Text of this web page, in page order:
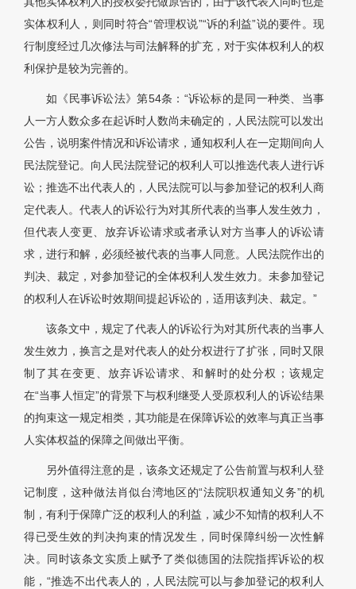
实体权利人，则同时符合“管理权说”“诉的利益”说的要件。现
行制度经过几次修法与司法解释的扩充，对于实体权利人的权
利保护是较为完善的。
如《民事诉讼法》第54条：“诉讼标的是同一种类、当事
人一方人数众多在起诉时人数尚未确定的，人民法院可以发出
公告，说明案件情况和诉讼请求，通知权利人在一定期间向人
民法院登记。向人民法院登记的权利人可以推选代表人进行诉
讼；推选不出代表人的，人民法院可以与参加登记的权利人商
定代表人。代表人的诉讼行为对其所代表的当事人发生效力，
但代表人变更、放弃诉讼请求或者承认对方当事人的诉讼请
求，进行和解，必须经被代表的当事人同意。人民法院作出的
判决、裁定，对参加登记的全体权利人发生效力。未参加登记
的权利人在诉讼时效期间提起诉讼的，适用该判决、裁定。”
该条文中，规定了代表人的诉讼行为对其所代表的当事人
发生效力，换言之是对代表人的处分权进行了扩张，同时又限
制了其在变更、放弃诉讼请求、和解时的处分权；该规定
在“当事人恒定”的背景下与权利继受人受原权利人的诉讼结果
的拘束这一规定相类，其功能是在保障诉讼的效率与真正当事
人实体权益的保障之间做出平衡。
另外值得注意的是，该条文还规定了公告前置与权利人登
记制度，这种做法肖似台湾地区的“法院职权通知义务”的机
制，有利于保障广泛的权利人的利益，减少不知情的权利人不
得已受生效的判决拘束的情况发生，同时保障纠纷一次性解
决。同时该条文实质上赋予了类似德国的法院指挥诉讼的权
能，“推选不出代表人的，人民法院可以与参加登记的权利人